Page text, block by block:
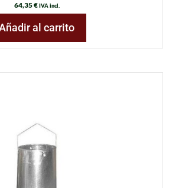
64,35€ IVA incl.
al carrito